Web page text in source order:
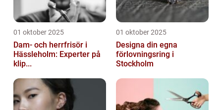
01 oktober 2025
Dam- och herrfrisör i
Hässleholm: Experter på
klip...
01 oktober 2025
Designa din egna
förlovningsring i
Stockholm